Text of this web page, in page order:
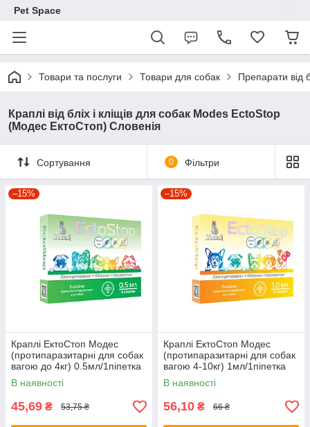
Pet Space
Товари та послуги Товари для собак Препарати від
Краплі від бліх і кліщів для собак Modes EctoStop
(Модес ЕктоСтоп) Словенія
Сортування 0 Фільтри
–15%
Краплі ЕктоСтоп Модес
(протипаразитарні для собак
вагою до 4кг) 0.5мл/1піпетка
В наявності
45,69 ₴ 53,75 ₴
–15%
Краплі ЕктоСтоп Модес
(протипаразитарні для собак
вагою 4-10кг) 1мл/1піпетка
В наявності
56,10 ₴ 66 ₴